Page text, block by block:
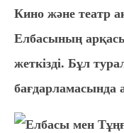
Кино және театр
Елбасының
жеткізді. Бұл
бағдарламасында